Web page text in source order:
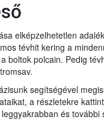
elképzelhetetlen
tévhit kering a
boltok polcain. Pedig
segítségével
a részletekre
és további